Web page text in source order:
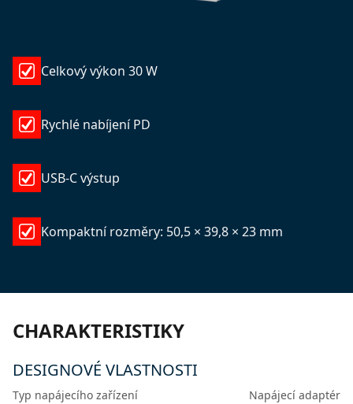
Celkový výkon 30 W
Rychlé nabíjení PD
USB-C výstup
Kompaktní rozměry: 50,5 × 39,8 × 23 mm
CHARAKTERISTIKY
DESIGNOVÉ VLASTNOSTI
Typ napájecího zařízení
Napájecí adaptér